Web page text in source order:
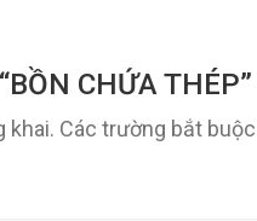
CHỨA THÉP”
khai. Các trường bắt